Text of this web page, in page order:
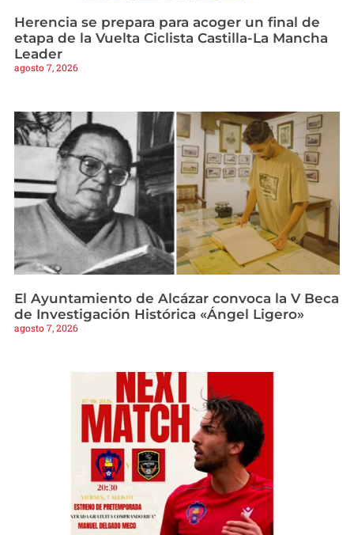
Herencia se prepara para acoger un final de
etapa de la Vuelta Ciclista Castilla-La Mancha
Leader
agosto 7, 2026
El Ayuntamiento de Alcázar convoca la V Beca
de Investigación Histórica «Ángel Ligero»
agosto 7, 2026